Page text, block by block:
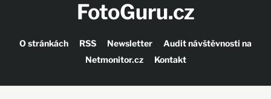
FotoGuru.cz
O stránkách RSS Newsletter
Audit návštěvnosti na
Netmonitor.cz
Kontakt